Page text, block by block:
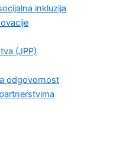
inkluzija
(JPP)
odgovornost